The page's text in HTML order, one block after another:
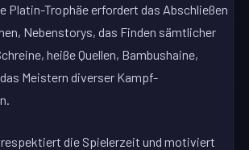
Platin-Trophäe erfordert das Abschließen
Nebenstorys, das Finden sämtlicher
heiße Quellen, Bambushaine,
Meistern diverser Kampf-
die Spielerzeit und motiviert